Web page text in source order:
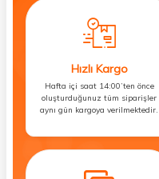
Hızlı Kargo
Hafta içi saat 14:00’ten önce
oluşturduğunuz tüm siparişler
aynı gün kargoya verilmektedir.